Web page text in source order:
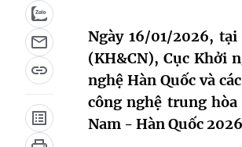
Ngày 16/01/2026,
(KH&CN), Cục Khởi
nghệ Hàn Quốc và
công nghệ trung
Nam - Hàn Quốc